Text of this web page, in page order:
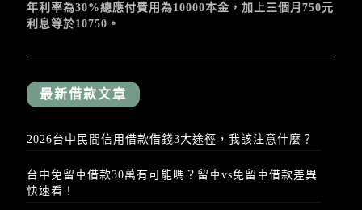
年利率為30%總應付費用為10000本金，加上三個月750元
利息等於10750。
最新借款文章
2026台中民間信用借款借錢3大途徑，我該注意什麼？
台中免留車借款30萬有可能嗎？留車vs免留車借款差異
快速看！